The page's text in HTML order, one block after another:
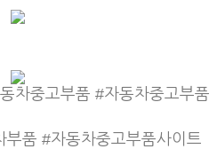
차중고부품 #자동차중고부품
품 #자동차중고부품사이트